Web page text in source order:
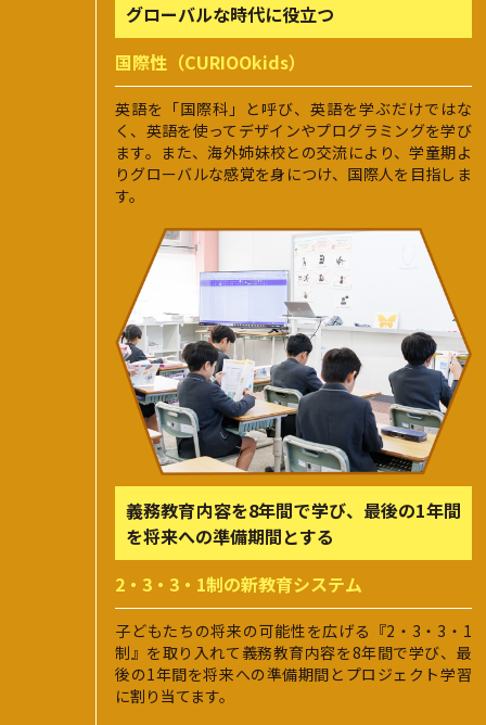
グローバルな時代に役立つ
国際性（CURIOOkids）
英語を「国際科」と呼び、英語を学ぶだけではな
く、英語を使ってデザインやプログラミングを学び
ます。また、海外姉妹校との交流により、学童期よ
りグローバルな感覚を身につけ、国際人を目指しま
す。
義務教育内容を8年間で学び、最後の1年間
を将来への準備期間とする
2・3・3・1制の新教育システム
子どもたちの将来の可能性を広げる『2・3・3・1
制』を取り入れて義務教育内容を8年間で学び、最
後の1年間を将来への準備期間とプロジェクト学習
に割り当てます。